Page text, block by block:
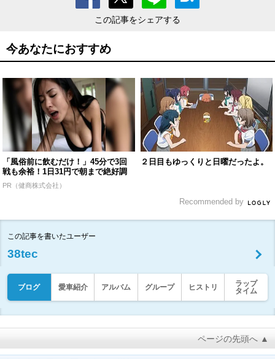
この記事をシェアする
今あなたにおすすめ
「風俗前に飲むだけ！」45分で3回
戦も余裕！1日31円で朝まで絶好調
PR（健商株式会社）
２日目もゆっくりと日曜だったよ。
Recommended by
この記事を書いたユーザー
38tec
ブログ 愛車紹介 アルバム グループ ヒストリ
ラップ
タイム
ページの先頭へ ▲